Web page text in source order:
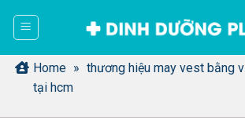
dung Home » thương hiệu may vest bằng
tại hcm